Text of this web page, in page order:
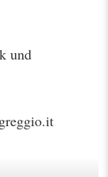
und